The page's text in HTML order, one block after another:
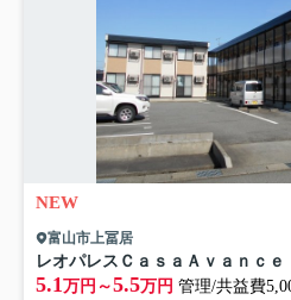
NEW
富山市上冨居
レオパレスＣａｓａＡｖａｎｃｅ
5.1万円～5.5万円 管理/共益費